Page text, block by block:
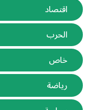
اقتصاد
الحرب
خاص
رياضة